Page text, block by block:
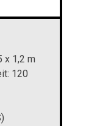
x 1,2 m
120